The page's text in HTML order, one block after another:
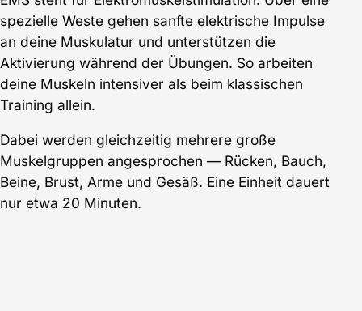
spezielle Weste gehen sanfte elektrische Impulse
an deine Muskulatur und unterstützen die
Aktivierung während der Übungen. So arbeiten
deine Muskeln intensiver als beim klassischen
Training allein.
Dabei werden gleichzeitig mehrere große
Muskelgruppen angesprochen — Rücken, Bauch,
Beine, Brust, Arme und Gesäß. Eine Einheit dauert
nur etwa 20 Minuten.